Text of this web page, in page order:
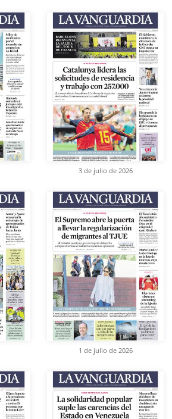
3 de julio de 2026
1 de julio de 2026